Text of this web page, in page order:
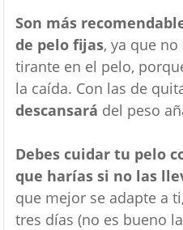
Son más
de pelo fijas, ya que
tirante en el pelo,
la caída. Con las de
descansará del peso
Debes cuidar tu pelo
que harías si no las
que mejor se adapte a
tres días (no es bueno